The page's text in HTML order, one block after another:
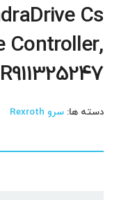
Cs
Controller,
R911325247
دسته ها:سرو Rexroth